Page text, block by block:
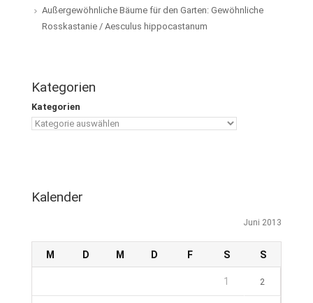
Außergewöhnliche Bäume für den Garten: Gewöhnliche
Rosskastanie / Aesculus hippocastanum
Kategorien
Kategorien
Kalender
Juni 2013
M D M D F S S
1 2